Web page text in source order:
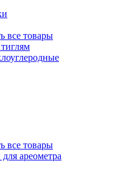
все товары
все товары
ареометра